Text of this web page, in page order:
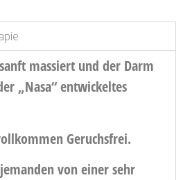
massiert und der Darm
„Nasa“ entwickeltes
Geruchsfrei.
von einer sehr